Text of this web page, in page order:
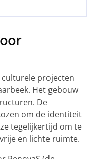
culturele projecten
Het gebouw
De
om de identiteit
tegelijkertijd om te
en lichte ruimte.